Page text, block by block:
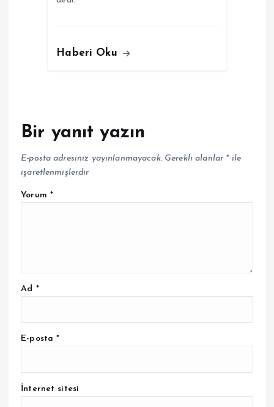
Haberi Oku
Bir yanıt yazın
E-posta adresiniz yayınlanmayacak. Gerekli alanlar *ile
işaretlenmişlerdir
Yorum *
Ad *
E-posta*
İnternet sitesi